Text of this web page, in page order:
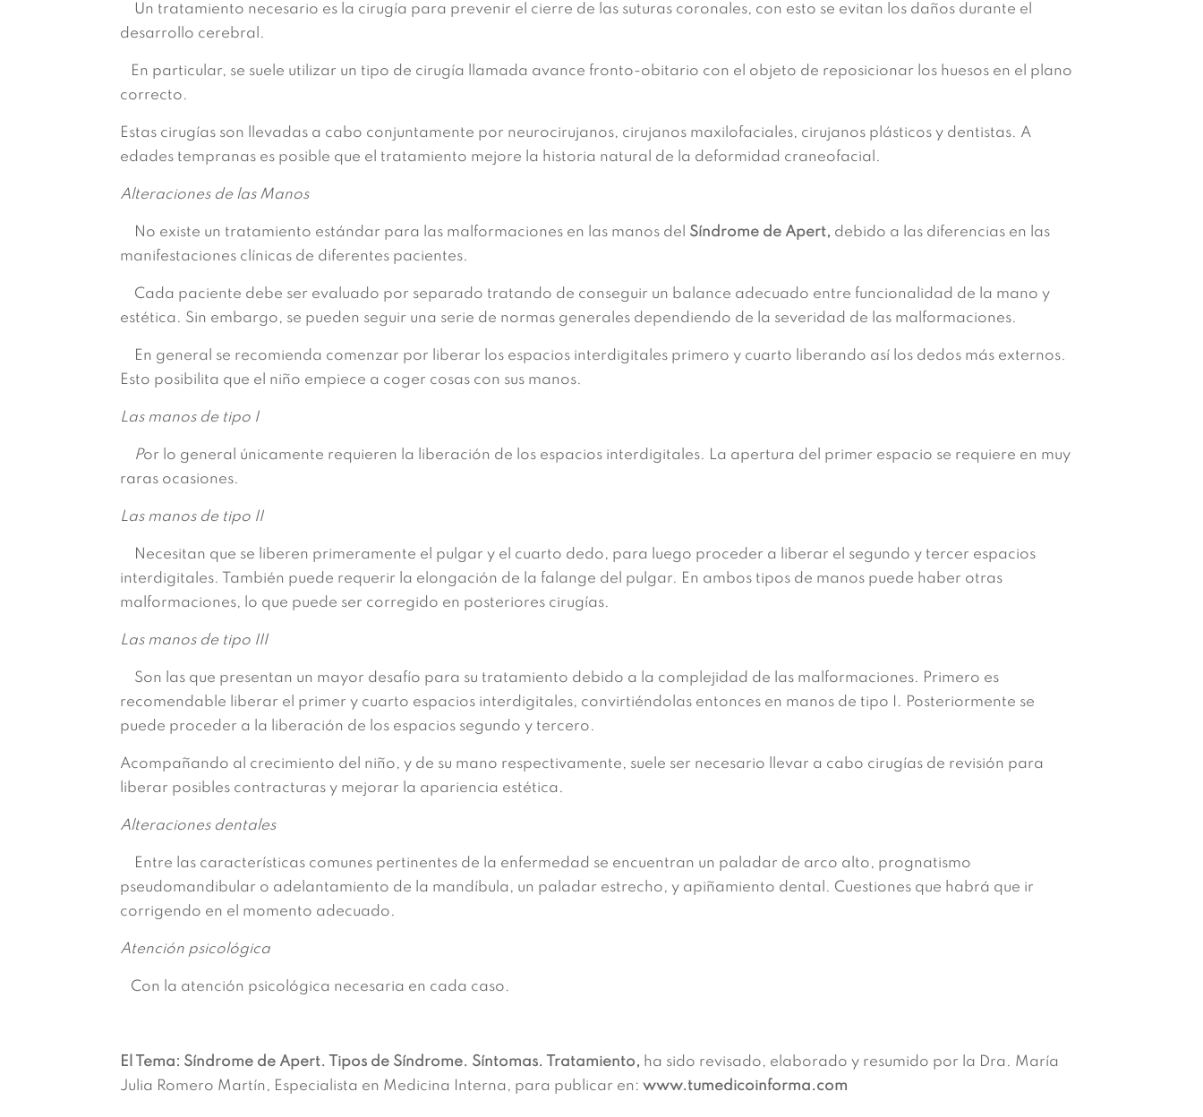
Un tratamiento necesario es la cirugía para prevenir el cierre de las suturas coronales, con esto se evitan los daños durante el
desarrollo cerebral.
En particular, se suele utilizar un tipo de cirugía llamada avance fronto-obitario con el objeto de reposicionar los huesos en el plano
correcto.
Estas cirugías son llevadas a cabo conjuntamente por neurocirujanos, cirujanos maxilofaciales, cirujanos plásticos y dentistas. A
edades tempranas es posible que el tratamiento mejore la historia natural de la deformidad craneofacial.
Alteraciones de las Manos
No existe un tratamiento estándar para las malformaciones en las manos del Síndrome de Apert, debido a las diferencias en las
manifestaciones clínicas de diferentes pacientes.
Cada paciente debe ser evaluado por separado tratando de conseguir un balance adecuado entre funcionalidad de la mano y
estética. Sin embargo, se pueden seguir una serie de normas generales dependiendo de la severidad de las malformaciones.
En general se recomienda comenzar por liberar los espacios interdigitales primero y cuarto liberando así los dedos más externos.
Esto posibilita que el niño empiece a coger cosas con sus manos.
Las manos de tipo I
Por lo general únicamente requieren la liberación de los espacios interdigitales. La apertura del primer espacio se requiere en muy
raras ocasiones.
Las manos de tipo II
Necesitan que se liberen primeramente el pulgar y el cuarto dedo, para luego proceder a liberar el segundo y tercer espacios
interdigitales. También puede requerir la elongación de la falange del pulgar. En ambos tipos de manos puede haber otras
malformaciones, lo que puede ser corregido en posteriores cirugías.
Las manos de tipo III
Son las que presentan un mayor desafío para su tratamiento debido a la complejidad de las malformaciones. Primero es
recomendable liberar el primer y cuarto espacios interdigitales, convirtiéndolas entonces en manos de tipo I. Posteriormente se
puede proceder a la liberación de los espacios segundo y tercero.
Acompañando al crecimiento del niño, y de su mano respectivamente, suele ser necesario llevar a cabo cirugías de revisión para
liberar posibles contracturas y mejorar la apariencia estética.
Alteraciones dentales
Entre las características comunes pertinentes de la enfermedad se encuentran un paladar de arco alto, prognatismo
pseudomandibular o adelantamiento de la mandíbula, un paladar estrecho, y apiñamiento dental. Cuestiones que habrá que ir
corrigendo en el momento adecuado.
Atención psicológica
Con la atención psicológica necesaria en cada caso.
El Tema: Síndrome de Apert. Tipos de Síndrome. Síntomas. Tratamiento, ha sido revisado, elaborado y resumido por la Dra. María
Julia Romero Martín, Especialista en Medicina Interna, para publicar en:www.tumedicoinforma.com